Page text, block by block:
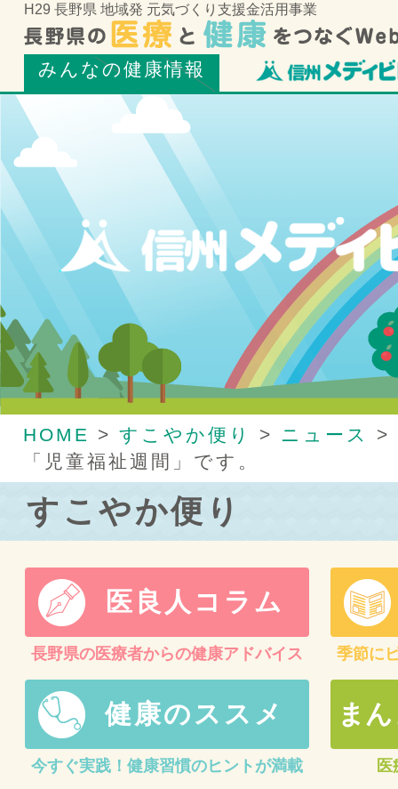
H29 長野県 地域発 元気づくり支援金活用事業
みんなの健康情報
HOME > すこやか便り > ニュース
>
「児童福祉週間」です。
すこやか便り
医良人コラム
長野県の医療者からの健康アドバイス 季節に
健康のススメ
今すぐ実践！健康習慣のヒントが満載
ま